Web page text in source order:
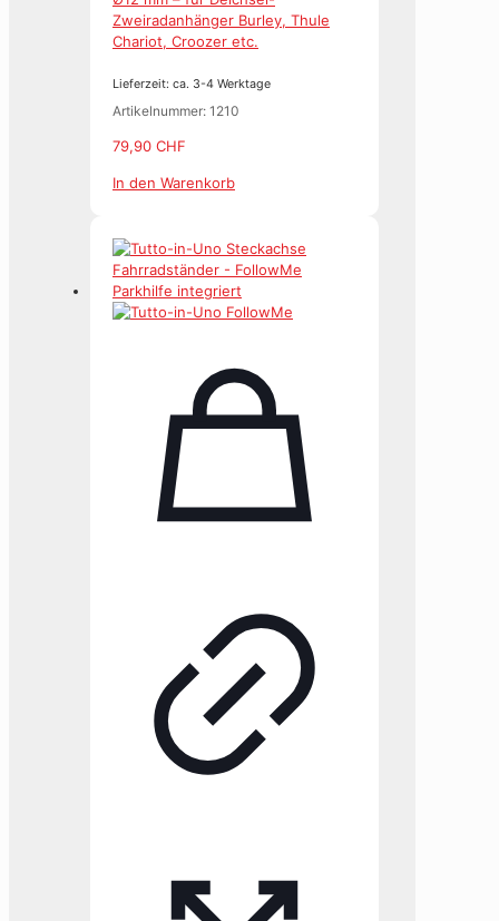
Zweiradanhänger Burley, Thule
Chariot, Croozer etc.
Lieferzeit: ca. 3-4 Werktage
Artikelnummer: 1210
79,90 CHF
In den Warenkorb